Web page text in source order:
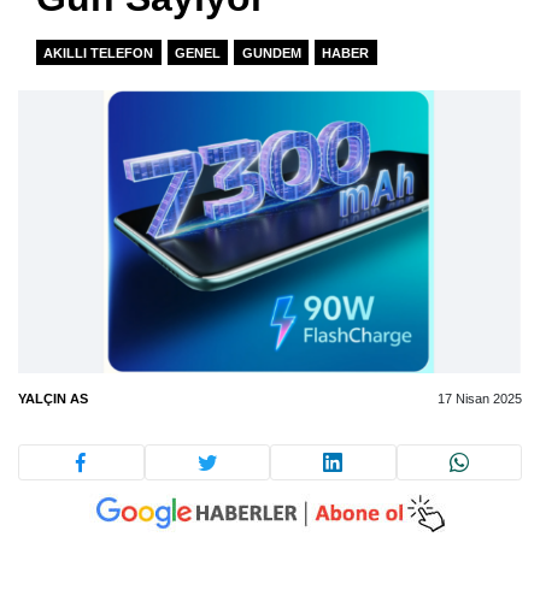
AKILLI TELEFON GENEL GUNDEM HABER
YALÇIN AS 17 Nisan 2025